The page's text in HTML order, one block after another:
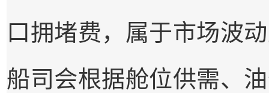
口拥堵费，属于市场波
船司会根据舱位供需、